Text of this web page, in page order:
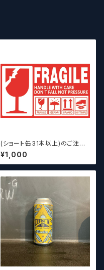
(ショート缶31本以上)のご注文
の場合いこちらをご購入くださ
い。 【クラフトビール】
¥1,000